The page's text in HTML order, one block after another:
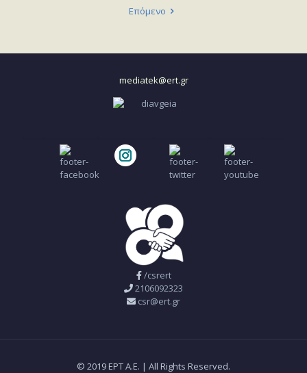
Επόμενο
mediatek@ert.gr
/csrert
2106092323
csr@ert.gr
© 2019 ΕΡΤ Α.Ε. | All Rights Reserved.